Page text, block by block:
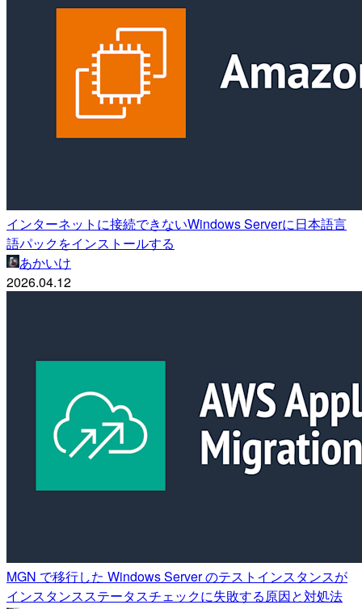
インターネットに接続できないWindows Serverに日本語言
語パックをインストールする
あかいけ
2026.04.12
MGN で移行した Windows Server のテストインスタンスが
インスタンスステータスチェックに失敗する原因と対処法